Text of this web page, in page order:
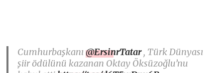
Cumhurbaşkanı@ErsinrTatar, Türk Dünyası
şiir ödülünü kazanan Oktay Öksüzoğlu’nu